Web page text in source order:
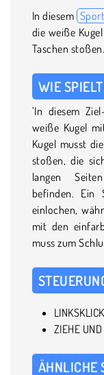
In diesem
die weiße
Taschen stoßen.
WIE
’In diesem
weiße Kugel
Kugel musst
stoßen, die
langen
befinden. Ein
einlochen,
mit den
muss zum
ZIEHE
ÄHNLICHE